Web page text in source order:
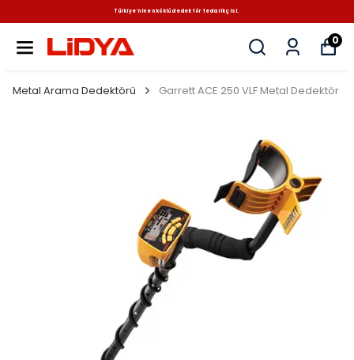
Türkiye'nin en köklü dedektör tedarikçisi.
0
Metal Arama Dedektörü Garrett ACE 250 VLF Metal Dedektör